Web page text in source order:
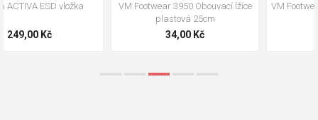
VM Footwear 3009 Vkládací stélka
VM Footwear 3102 Tkaničky